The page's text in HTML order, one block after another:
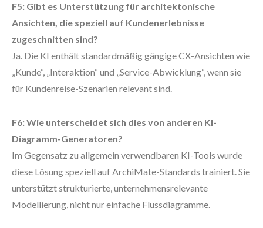
F5: Gibt es Unterstützung für architektonische
Ansichten, die speziell auf Kundenerlebnisse
zugeschnitten sind?
Ja. Die KI enthält standardmäßig gängige CX-Ansichten wie
„Kunde“, „Interaktion“ und „Service-Abwicklung“, wenn sie
für Kundenreise-Szenarien relevant sind.
F6: Wie unterscheidet sich dies von anderen KI-
Diagramm-Generatoren?
Im Gegensatz zu allgemein verwendbaren KI-Tools wurde
diese Lösung speziell auf ArchiMate-Standards trainiert. Sie
unterstützt strukturierte, unternehmensrelevante
Modellierung, nicht nur einfache Flussdiagramme.